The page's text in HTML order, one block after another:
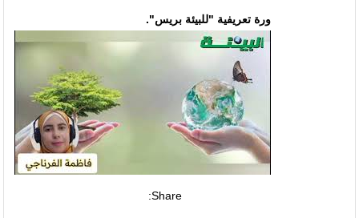
ورة تعريفية "للبيئة بريس".
Share: